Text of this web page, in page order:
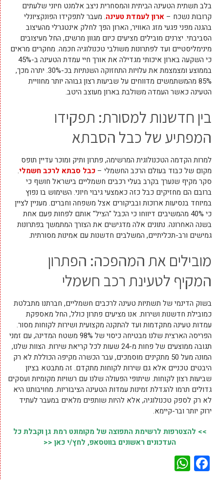
בלב תשתית הטעינה הביתית והמסחרית ניצב אלמנט חיוני שלעתים
קרובות נשכח – ארון לעמדת טעינה. מעבר לתפקידו הפונקציונלי
בהגנה מפני פגעי מזג האוויר, הארון הפך לחלק אינטגרלי מהעיצוב
הסביבתי. יצרנים מובילים מציעים כיום מגוון מרשים, החל מעיצובים
מינימליסטיים ועד לפתרונות משולבי טכנולוגיה חכמה. מחקרים מראים
כי השקעה בארון איכותי מגדילה את אורך חיי עמדת הטעינה ב-45%
בממוצע ומצמצמת את עלויות התחזוקה השנתיות בכ-30%. יתרה מכך,
85% מהמשתמשים מדווחים על שביעות רצון גבוהה יותר מחוויית
הטעינה כאשר העמדה משולבת בארון מעוצב היטב.
בין חדשנות למסורת: תפקידו
המפתיע של כבל הסבתא
למרות הקדמה הטכנולוגית המרשימה, פתרון ותיק ומוכר עדיין תופס
מקום של כבוד בעולם הרכב החשמלי – כבל סבתא לרכב חשמלי.
סקר מקיף שנערך בקרב בעלי רכבים חשמליים בישראל חושף כי
ברובם הם מחזיקים כבל כזה כאמצעי גיבוי חיוני. השימוש בו נפוץ
במיוחד בנסיעות ארוכות ובביקורים אצל משפחה וחברים. מעניין לציין
כי 40% מהמשיבים דיווחו כי הכבל "הציל" אותם לפחות פעם אחת
בשנה האחרונה. נתונים אלה מדגישים את הצורך המתמשך בפתרונות
גמישים ורב-תכליתיים, המשלבים חדשנות עם אמינות מסורתית.
מובילים את המהפכה: הפתרון
המקיף לטעינת רכב חשמלי
בשוק הדינמי של תשתיות טעינה לרכבים חשמליים, חברתנו מתבלטת
כמובילת חדשנות ושירות. אנו מציעים פתרון כולל, החל מאספקת
עמדות טעינה מתקדמות ועד להתקנה מקצועית ושירות לקוחות מסור.
הפריסה הארצית שלנו מבטיחה כיסוי של 98% משטח המדינה, עם זמני
תגובה ממוצעים של פחות מ-24 שעות לכל קריאת שירות. הצוות שלנו,
המונה מעל 50 מתקינים מוסמכים, עבר הכשרה מקיפה הכוללת לא רק
היבטים טכניים אלא גם שירות לקוחות מתקדם. זה מתבטא בציון
שביעות רצון לקוחות. שיתופי הפעולה שלנו עם רשויות מקומיות ועסקים
גדולים תרמו להגדלת זמינות עמדות הטעינה הציבוריות. מחויבותנו היא
לא רק לספק טכנולוגיה, אלא להיות שותפים מלאים במעבר לעתיד
ירוק יותר ובר-קיימא.
>> להצטרפות לרשימת התפוצה של מקומונט רמת גן וקבלת כל
העדכונים ראשונים בווטסאפ, לחץ/י כאן <<
Facebook